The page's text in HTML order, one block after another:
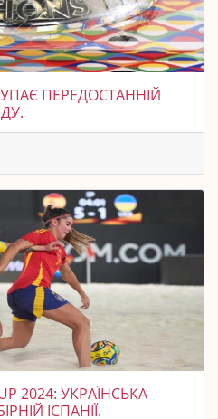
ПЕРЕДОСТАННІЙ
2024: УКРАЇНСЬКА
ІСПАНІЇ.